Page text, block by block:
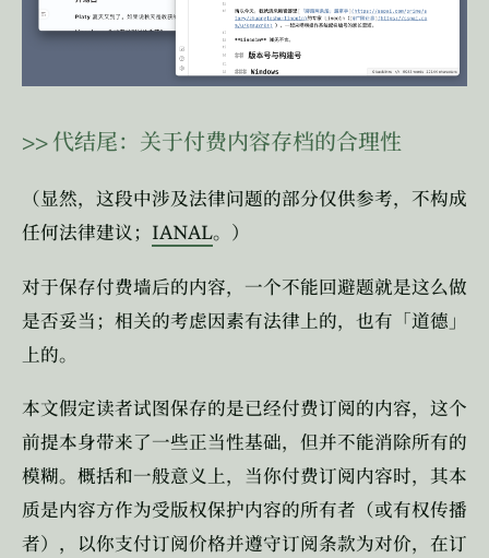
>>代结尾：关于付费内容存档的合理性
（显然，这段中涉及法律问题的部分仅供参考，不构成
任何法律建议； IANAL。）
对于保存付费墙后的内容，一个不能回避题就是这么做
是否妥当；相关的考虑因素有法律上的，也有「道德」
上的。
本文假定读者试图保存的是已经付费订阅的内容，这个
前提本身带来了一些正当性基础，但并不能消除所有的
模糊。概括和一般意义上，当你付费订阅内容时，其本
质是内容方作为受版权保护内容的所有者（或有权传播
者），以你支付订阅价格并遵守订阅条款为对价，在订